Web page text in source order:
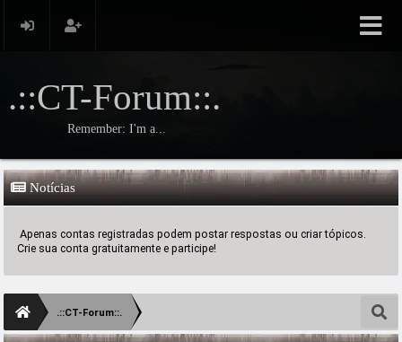
.::CT-Forum::.
Remember: I'm a...
Notícias
Apenas contas registradas podem postar respostas ou criar tópicos.
Crie sua conta gratuitamente e participe!
.::CT-Forum::.